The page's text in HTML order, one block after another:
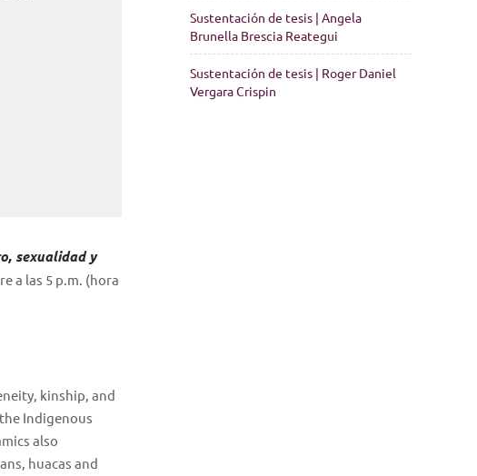
sexualidad y
a las 5 p.m. (hora
kinship, and
Indigenous
also
huacas and
Sustentación de tesis | Angela
Brunella Brescia Reategui
Sustentación de tesis | Roger Daniel
Vergara Crispin